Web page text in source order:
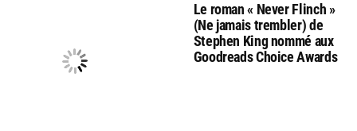
Le roman « Never Flinch »
(Ne jamais trembler) de
Stephen King nommé aux
Goodreads Choice Awards